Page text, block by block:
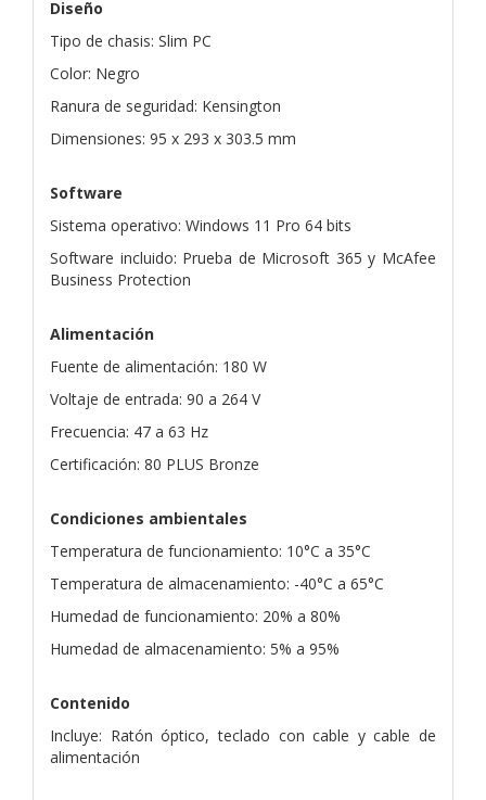
Diseño
Tipo de chasis: Slim PC
Color: Negro
Ranura de seguridad: Kensington
Dimensiones: 95 x 293 x 303.5 mm
Software
Sistema operativo: Windows 11 Pro 64 bits
Software incluido: Prueba de Microsoft 365 y McAfee
Business Protection
Alimentación
Fuente de alimentación: 180 W
Voltaje de entrada: 90 a 264 V
Frecuencia: 47 a 63 Hz
Certificación: 80 PLUS Bronze
Condiciones ambientales
Temperatura de funcionamiento: 10°C a 35°C
Temperatura de almacenamiento: -40°C a 65°C
Humedad de funcionamiento: 20% a 80%
Humedad de almacenamiento: 5% a 95%
Contenido
Incluye: Ratón óptico, teclado con cable y cable de
alimentación